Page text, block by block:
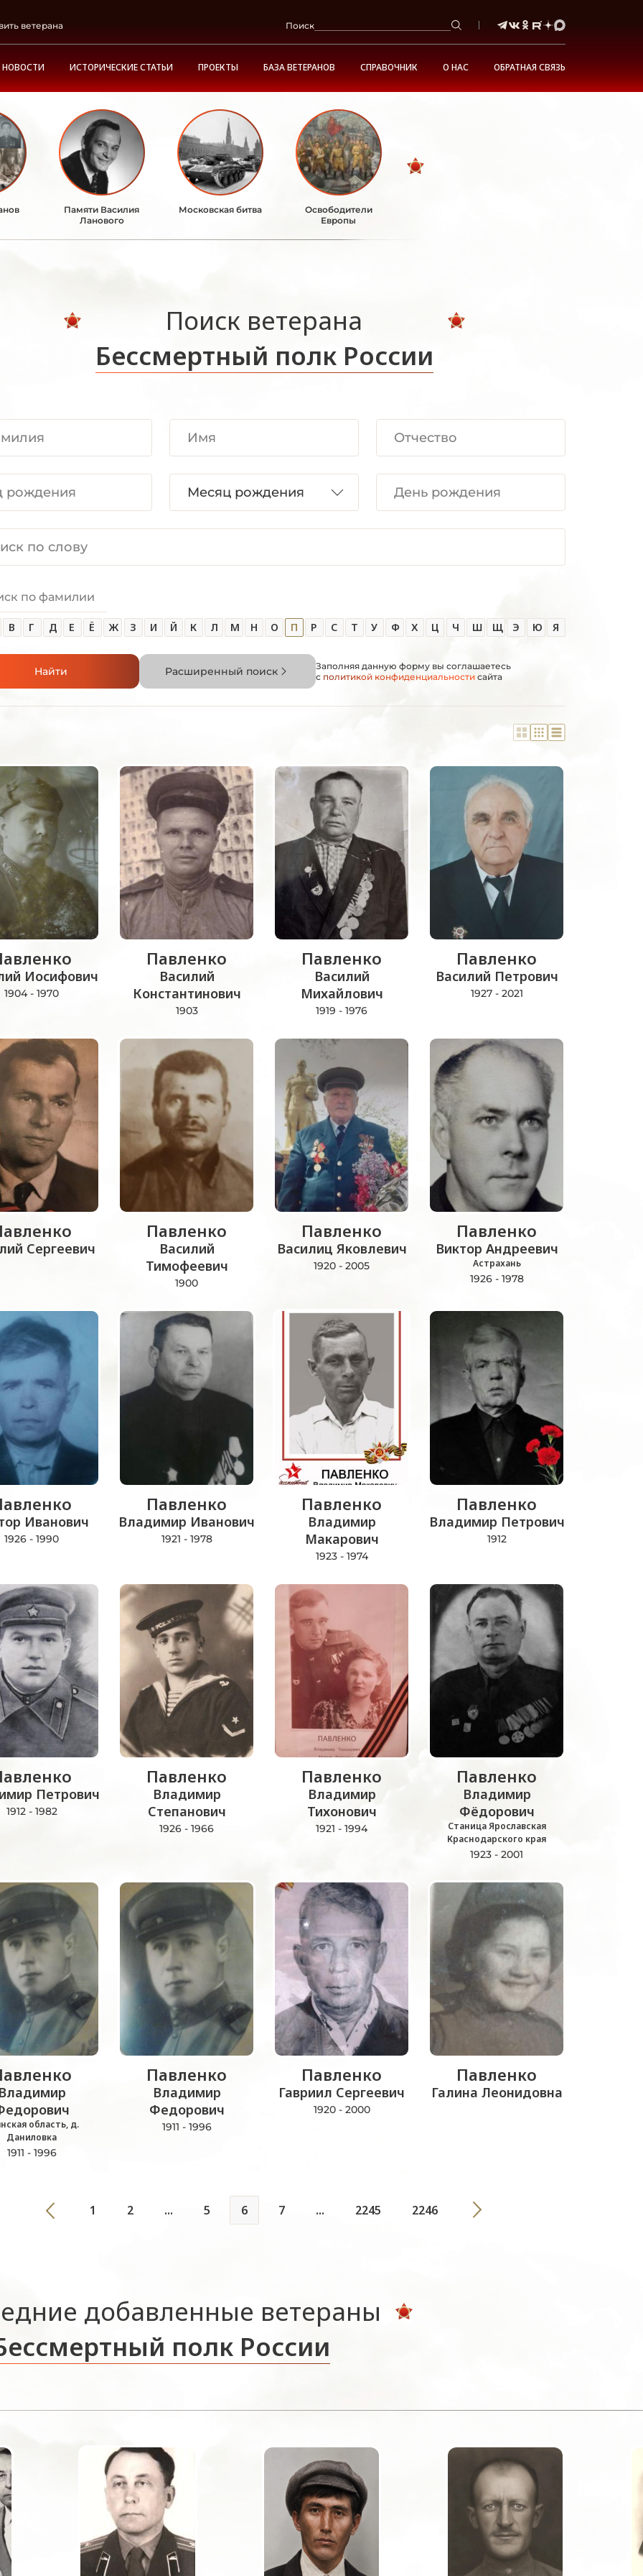
ветерана Поиск
НОВОСТИ ИСТОРИЧЕСКИЕ СТАТЬИ ПРОЕКТЫ БАЗА ВЕТЕРАНОВ СПРАВОЧНИК О НАС ОБРАТНАЯ СВЯЗЬ
Памяти Василия
Ланового
Московская битва
Освободители
Европы
Поиск ветерана
Бессмертный полк России
по фамилии
В Г Д Е Ё Ж З И Й К Л М Н О П Р С Т У Ф Х Ц Ч Ш Щ Э Ю Я
Найти Расширенный поиск
Заполняя данную форму вы соглашаетесь
с политикой конфиденциальности сайта
Иосифович
1904 - 1970
Павленко
Василий
Константинович
1903
Павленко
Василий
Михайлович
1919 - 1976
Павленко
Василий Петрович
1927 - 2021
Сергеевич
Павленко
Василий
Тимофеевич
1900
Павленко
Василиц Яковлевич
1920 - 2005
Павленко
Виктор Андреевич
Астрахань
1926 - 1978
Иванович
1926 - 1990
Павленко
Владимир Иванович
1921 - 1978
Павленко
Владимир
Макарович
1923 - 1974
Павленко
Владимир Петрович
1912
Петрович
1912 - 1982
Павленко
Владимир
Степанович
1926 - 1966
Павленко
Владимир
Тихонович
1921 - 1994
Павленко
Владимир
Фёдорович
Станица Ярославская
Краснодарского края
1923 - 2001
область, д.
Даниловка
1911 - 1996
Павленко
Владимир
Федорович
1911 - 1996
Павленко
Гавриил Сергеевич
1920 - 2000
Павленко
Галина Леонидовна
1 2 ... 5 6 7 ... 2245 2246
добавленные ветераны
полк России